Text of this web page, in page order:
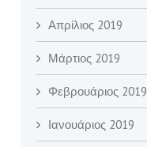
Απρίλιος 2019
Μάρτιος 2019
Φεβρουάριος 2019
Ιανουάριος 2019